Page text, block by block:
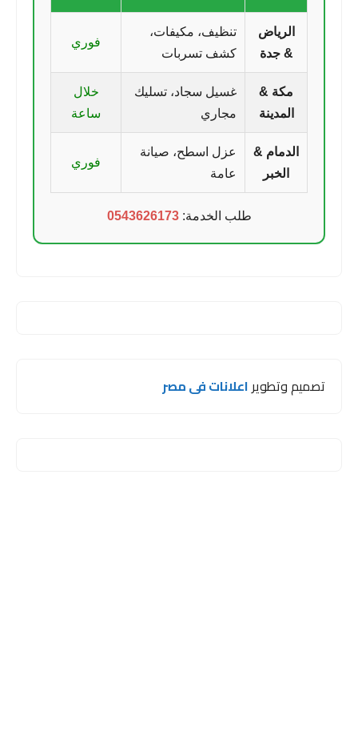
الرياض
& جدة
تنظيف، مكيفات،
كشف تسربات
فوري
مكة &
المدينة
غسيل سجاد، تسليك
مجاري
خلال
ساعة
الدمام &
الخبر
عزل اسطح، صيانة
عامة
فوري
طلب الخدمة:0543626173
تصميم وتطويراعلانات فى مصر